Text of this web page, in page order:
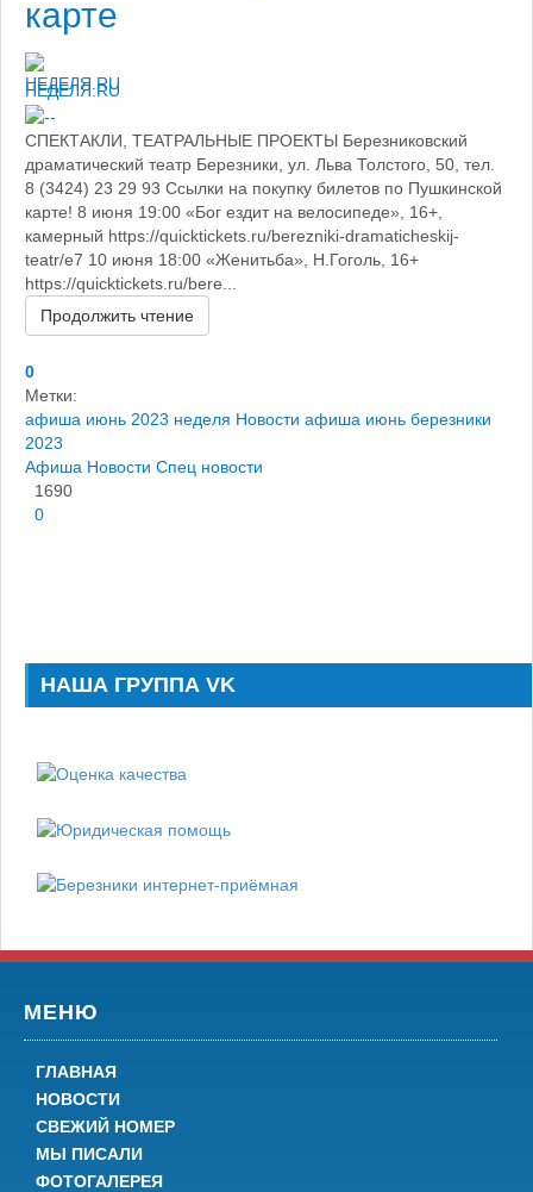
карте
НЕДЕЛЯ.RU
СПЕКТАКЛИ, ТЕАТРАЛЬНЫЕ ПРОЕКТЫ Березниковский
драматический театр Березники, ул. Льва Толстого, 50, тел.
8 (3424) 23 29 93 Ссылки на покупку билетов по Пушкинской
карте! 8 июня 19:00 «Бог ездит на велосипеде», 16+,
камерный https://quicktickets.ru/berezniki-dramaticheskij-
teatr/e7 10 июня 18:00 «Женитьба», Н.Гоголь, 16+
https://quicktickets.ru/bere...
Продолжить чтение
0
Метки:
афиша июнь 2023 неделя Новости афиша июнь березники
2023
Афиша Новости Спец новости
1690
0
НАША ГРУППА VK
МЕНЮ
ГЛАВНАЯ
НОВОСТИ
СВЕЖИЙ НОМЕР
МЫ ПИСАЛИ
ФОТОГАЛЕРЕЯ